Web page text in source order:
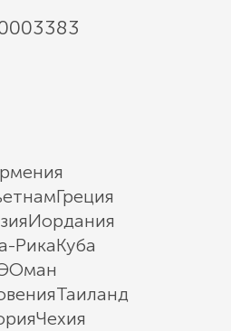
Греция
Иордания
РикаКуба
Оман
Таиланд
Чехия